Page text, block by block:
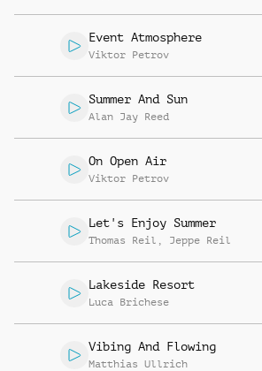
Event Atmosphere
Viktor Petrov
Summer And Sun
Alan Jay Reed
On Open Air
Viktor Petrov
Let's Enjoy Summer
Thomas Reil , Jeppe Reil
Lakeside Resort
Luca Brichese
Vibing And Flowing
Matthias Ullrich